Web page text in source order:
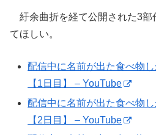
紆余曲折を経て公開された3部
てほしい。
配信中に名前が出た食べ物
【1日目】 – YouTube
配信中に名前が出た食べ物
【2日目】 – YouTube